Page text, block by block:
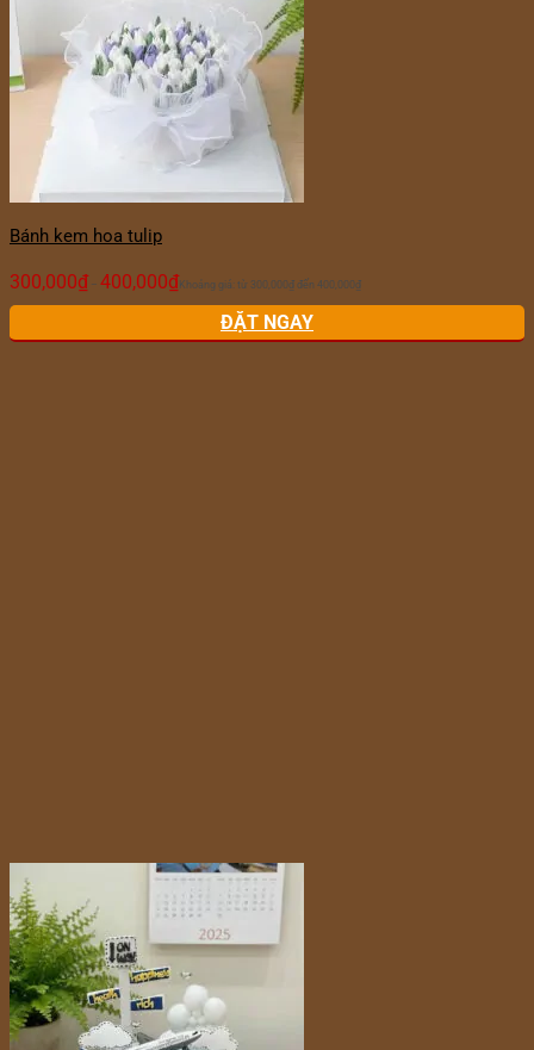
Bánh kem hoa tulip
300,000₫ – 400,000₫ Khoảng giá: từ 300,000₫ đến 400,000₫
ĐẶT NGAY